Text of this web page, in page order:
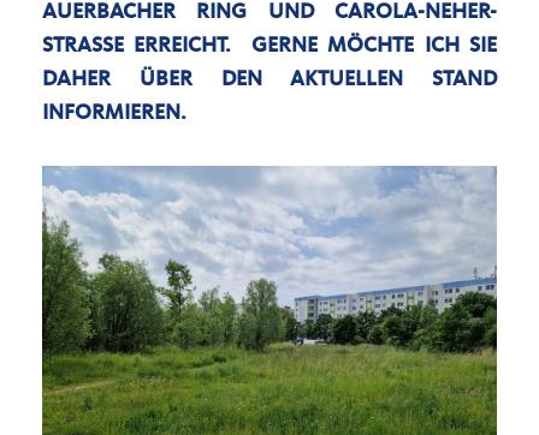
UERBACHER RING UND CAROLA-NEHER-S
TRASSE ERREICHT. GERNE MÖCHTE ICH SIE DA
HER ÜBER DEN AKTUELLEN STAND IN
FORMIEREN.